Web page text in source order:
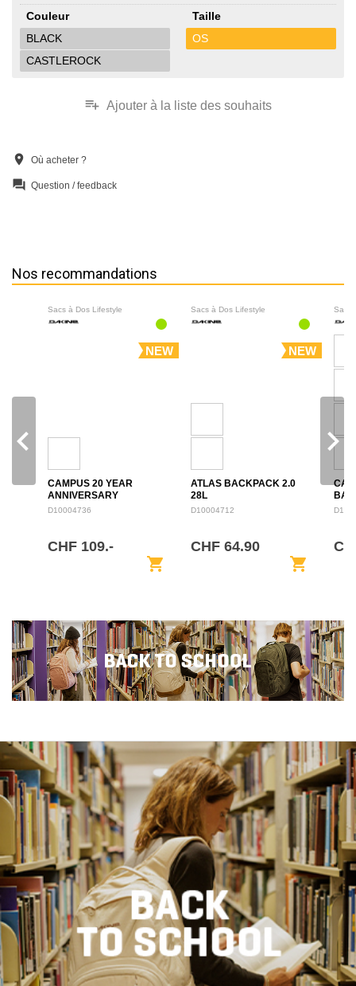
Couleur
BLACK
CASTLEROCK
Taille
OS
playlist_add Ajouter à la liste des souhaits
location_on Où acheter ?
question_answer Question / feedback
Nos recommandations
Sacs à Dos Lifestyle
NEW
CAMPUS 20 YEAR
ANNIVERSARY
BACKPACK 28L
D10004736
CHF 109.-
shopping_cart
Sacs à Dos Lifestyle
NEW
ATLAS BACKPACK 2.0
28L
D10004712
CHF 64.90
shopping_cart
Sacs
navigate_before navigate_next